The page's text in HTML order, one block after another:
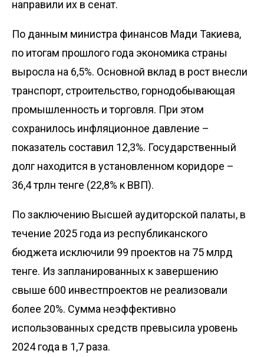
направили их в сенат.
По данным министра финансов Мади Такиева,
по итогам прошлого года экономика страны
выросла на 6,5%. Основной вклад в рост внесли
транспорт, строительство, горнодобывающая
промышленность и торговля. При этом
сохранилось инфляционное давление –
показатель составил 12,3%. Государственный
долг находится в установленном коридоре –
36,4 трлн тенге (22,8% к ВВП).
По заключению Высшей аудиторской палаты, в
течение 2025 года из республиканского
бюджета исключили 99 проектов на 75 млрд
тенге. Из запланированных к завершению
свыше 600 инвестпроектов не реализовали
более 20%. Сумма неэффективно
использованных средств превысила уровень
2024 года в 1,7 раза.